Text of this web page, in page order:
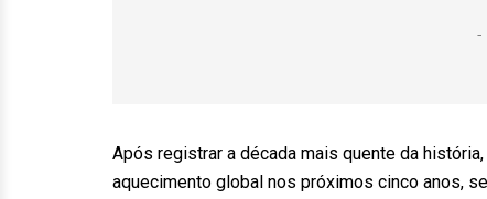
Após registrar a década mais quente da
aquecimento global nos próximos cinco anos,